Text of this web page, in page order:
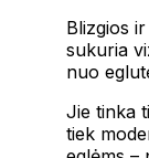
Blizgios
sukuria
nuo
Jie tinka
tiek